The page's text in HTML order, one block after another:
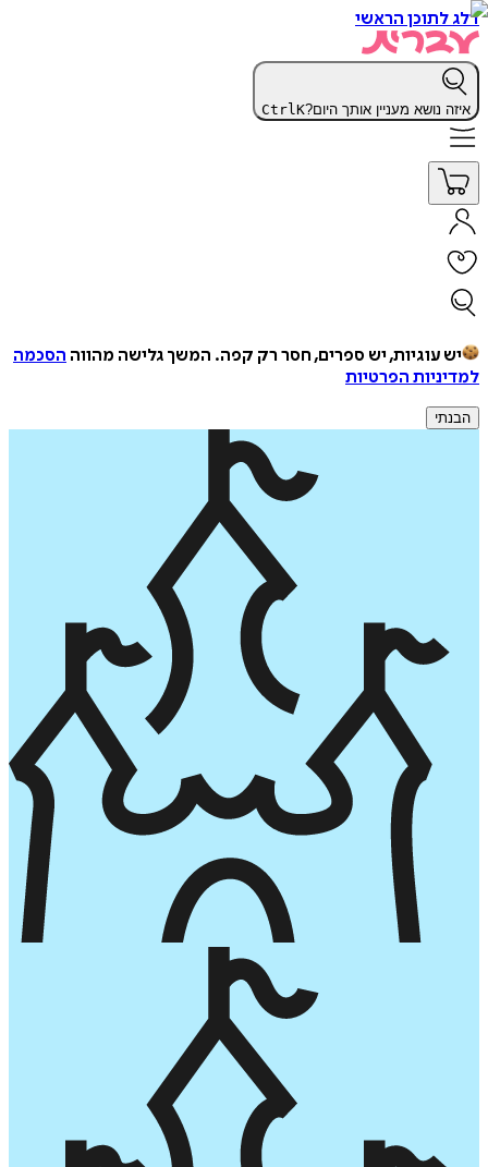
דלג לתוכן הראשי
איזה נושא מעניין אותך היום? CtrlK
יש עוגיות, יש ספרים, חסר רק קפה. המשך גלישה מהווה הסכמה
למדיניות הפרטיות
הבנתי